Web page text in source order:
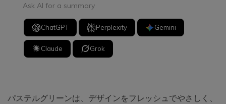
Ask AI for a summary
ChatGPT Perplexity Gemini
Claude Grok
パステルグリーンは、デザインをフレッシュでやさしく、